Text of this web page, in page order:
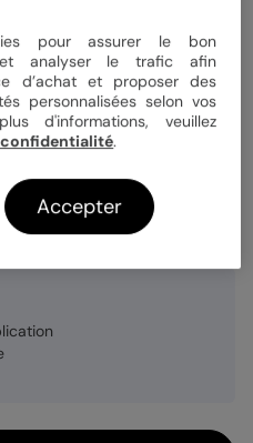
12x17 cm
Papier Satiné pelliculé
1 carte
pour assurer le bon
analyser le trafic afin
d’achat et proposer des
personnalisées selon vos
d'informations, veuillez
.
Accepter